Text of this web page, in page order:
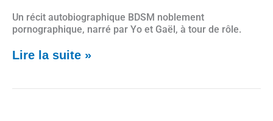
Un récit autobiographique BDSM noblement
pornographique, narré par Yo et Gaël, à tour de rôle.
Lire la suite »